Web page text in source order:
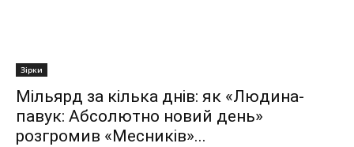
Зірки
Мільярд за кілька днів: як «Людина-
павук: Абсолютно новий день»
розгромив «Месників»...